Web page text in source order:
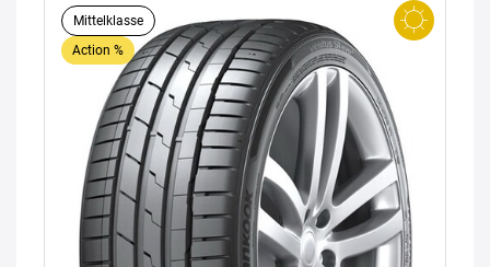
Mittelklasse
Action %